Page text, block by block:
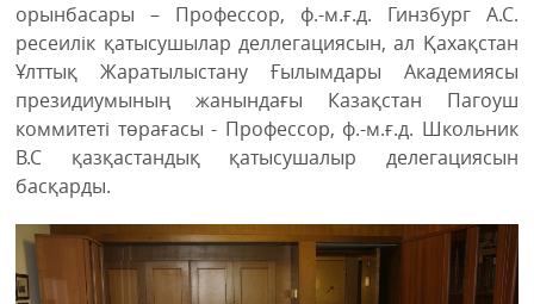
орынбасары – Профессор, ф.-м.ғ.д. Гинзбург А.С.
ресеилік қатысушылар деллегациясын, ал Қахақстан
Ұлттық Жаратылыстану Ғылымдары Академиясы
президиумының жанындағы Казақстан Пагоуш
коммитеті төрағасы - Профессор, ф.-м.ғ.д. Школьник
В.С қазқастандық қатысушалыр делегациясын
басқарды.